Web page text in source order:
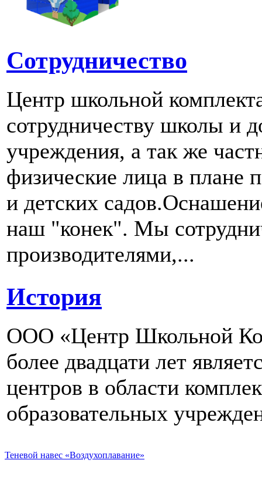
Сотрудничество
Центр школьной
сотрудничеству школы и
учреждения, а так же
физические лица в плане
и детских
наш "конек". Мы
производителями,...
История
ООО «Центр Школьной
более двадцати лет
центров в области
образовательных
Теневой навес «Воздухоплавание»